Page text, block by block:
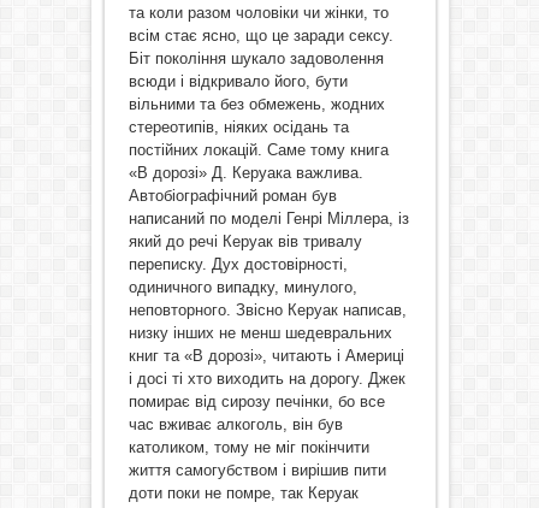
та коли разом чоловіки чи жінки, то
всім стає ясно, що це заради сексу.
Біт покоління шукало задоволення
всюди і відкривало його, бути
вільними та без обмежень, жодних
стереотипів, ніяких осідань та
постійних локацій. Саме тому книга
«В дорозі» Д. Керуака важлива.
Автобіографічний роман був
написаний по моделі Генрі Міллера, із
який до речі Керуак вів тривалу
переписку. Дух достовірності,
одиничного випадку, минулого,
неповторного. Звісно Керуак написав,
низку інших не менш шедевральних
книг та «В дорозі», читають і Америці
і досі ті хто виходить на дорогу. Джек
помирає від сирозу печінки, бо все
час вживає алкоголь, він був
католиком, тому не міг покінчити
життя самогубством і вирішив пити
доти поки не помре, так Керуак